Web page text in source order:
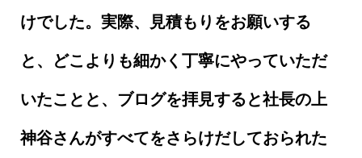
けでした。実際、見積もりをお願いする
と、どこよりも細かく丁寧にやっていただ
いたことと、ブログを拝見すると社長の上
神谷さんがすべてをさらけだしておられた